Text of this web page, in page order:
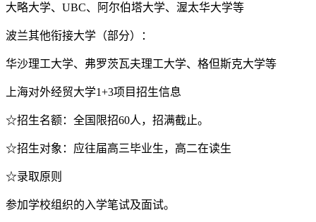
大略大学、UBC、阿尔伯塔大学、渥太华大学等
波兰其他衔接大学（部分）：
华沙理工大学、弗罗茨瓦夫理工大学、格但斯克大学等
上海对外经贸大学1+3项目招生信息
☆招生名额：全国限招60人，招满截止。
☆招生对象：应往届高三毕业生，高二在读生
☆录取原则
参加学校组织的入学笔试及面试。